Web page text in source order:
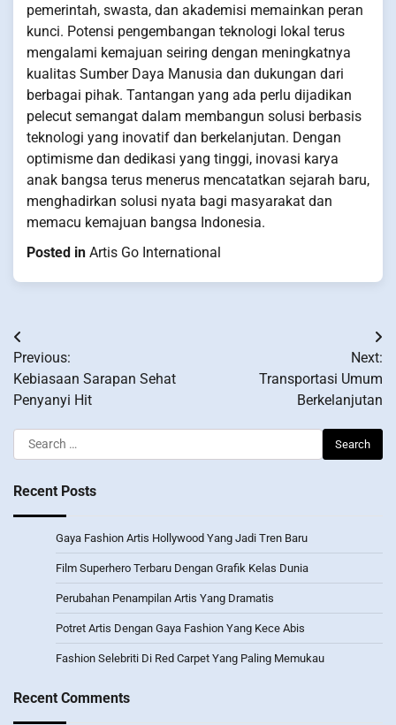
pemerintah, swasta, dan akademisi memainkan peran
kunci. Potensi pengembangan teknologi lokal terus
mengalami kemajuan seiring dengan meningkatnya
kualitas Sumber Daya Manusia dan dukungan dari
berbagai pihak. Tantangan yang ada perlu dijadikan
pelecut semangat dalam membangun solusi berbasis
teknologi yang inovatif dan berkelanjutan. Dengan
optimisme dan dedikasi yang tinggi, inovasi karya
anak bangsa terus menerus mencatatkan sejarah baru,
menghadirkan solusi nyata bagi masyarakat dan
memacu kemajuan bangsa Indonesia.
Posted in Artis Go International
Post
navigation
Previous:
Kebiasaan Sarapan Sehat
Penyanyi Hit
Next:
Transportasi Umum
Berkelanjutan
Search
for:
Recent Posts
Gaya Fashion Artis Hollywood Yang Jadi Tren Baru
Film Superhero Terbaru Dengan Grafik Kelas Dunia
Perubahan Penampilan Artis Yang Dramatis
Potret Artis Dengan Gaya Fashion Yang Kece Abis
Fashion Selebriti Di Red Carpet Yang Paling Memukau
Recent Comments